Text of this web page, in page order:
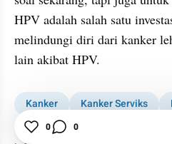
HPV adalah salah satu
melindungi diri dari kanker
lain akibat HPV.
Kanker Kanker Serviks
Vaksin HPV
0 0